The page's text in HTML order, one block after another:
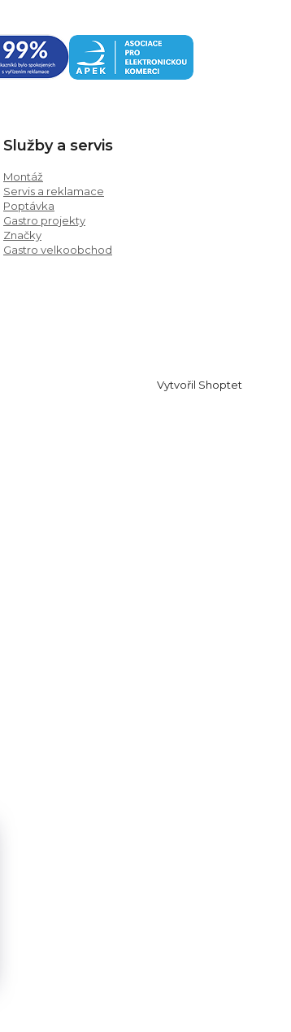
Služby a servis
Montáž
Servis a reklamace
Poptávka
Gastro projekty
Značky
Gastro velkoobchod
Vytvořil Shoptet